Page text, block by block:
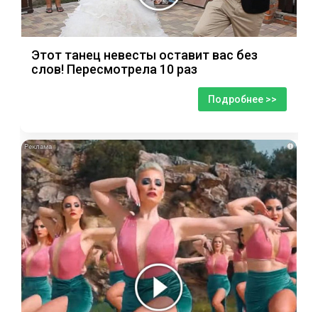
Этот танец невесты оставит вас без
слов! Пересмотрела 10 раз
Подробнее >>
i